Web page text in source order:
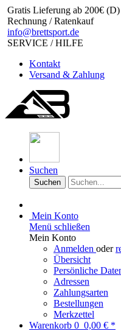
Gratis Lieferung ab 200€ (D)
Rechnung / Ratenkauf
info@brettsport.de
SERVICE / HILFE
Kontakt
Versand & Zahlung
Suchen
Suchen
Mein Konto
Menü schließen
Mein Konto
Anmelden oder
Übersicht
Persönliche
Adressen
Zahlungsarten
Bestellungen
Merkzettel
Warenkorb 0 0,00 € *